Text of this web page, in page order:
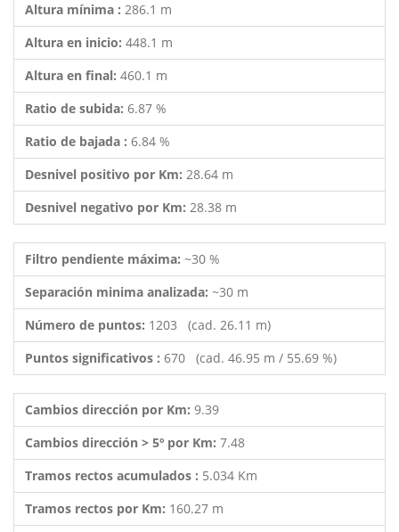
Altura mínima : 286.1 m
Altura en inicio: 448.1 m
Altura en final: 460.1 m
Ratio de subida: 6.87 %
Ratio de bajada : 6.84 %
Desnivel positivo por Km: 28.64 m
Desnivel negativo por Km: 28.38 m
Filtro pendiente máxima: ~30 %
Separación minima analizada: ~30 m
Número de puntos: 1203 (cad. 26.11 m)
Puntos significativos : 670 (cad. 46.95 m / 55.69 %)
Cambios dirección por Km: 9.39
Cambios dirección > 5º por Km: 7.48
Tramos rectos acumulados : 5.034 Km
Tramos rectos por Km: 160.27 m